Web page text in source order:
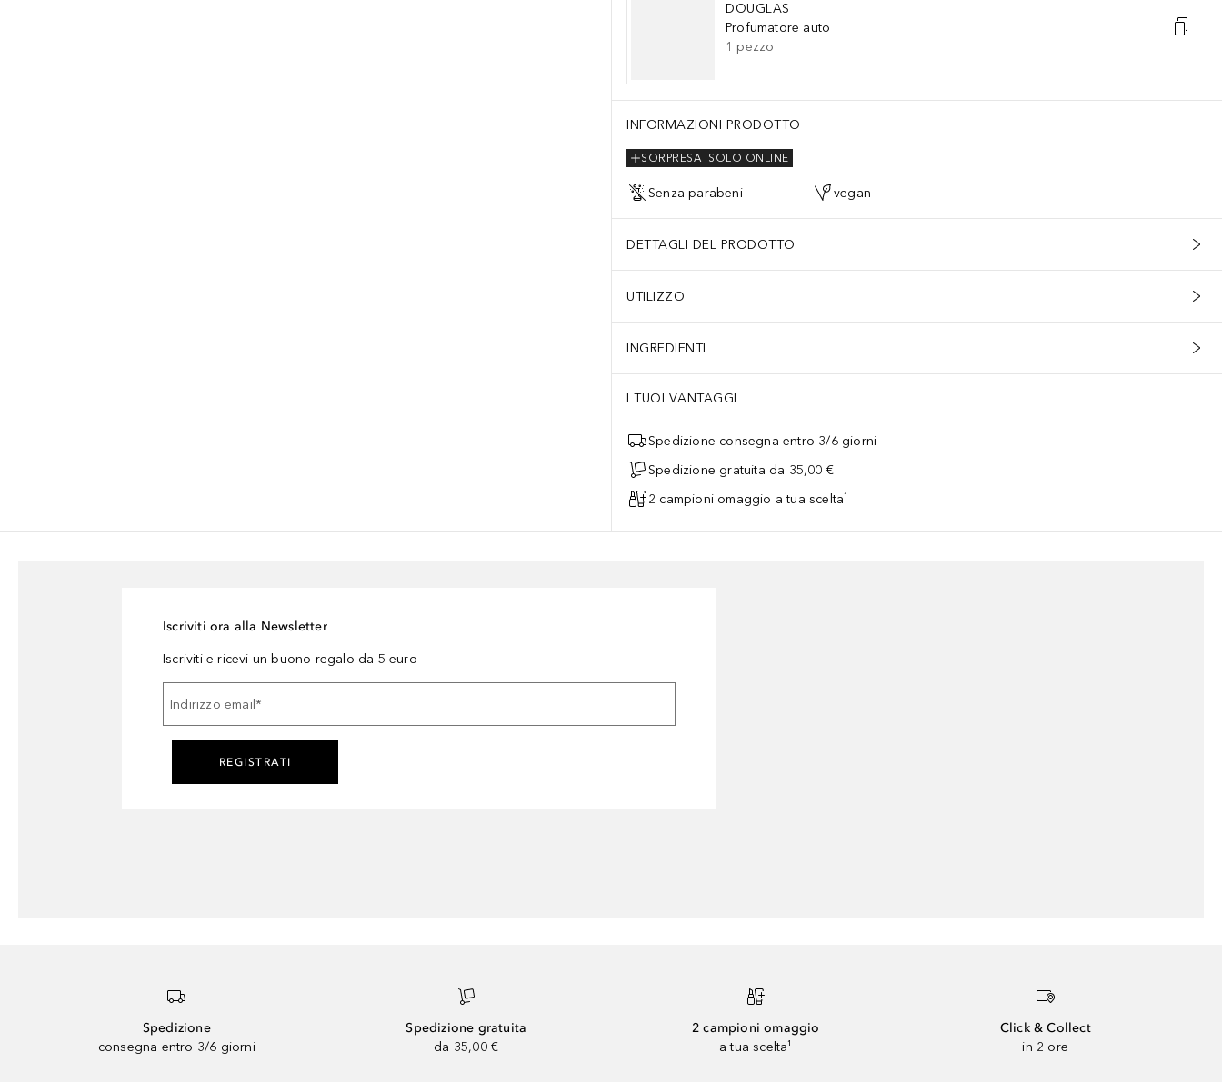
DOUGLAS
Profumatore auto
1 pezzo
INFORMAZIONI PRODOTTO
SOLO ONLINE
SORPRESA
Senza parabeni vegan
DETTAGLI DEL PRODOTTO
UTILIZZO
INGREDIENTI
I TUOI VANTAGGI
Spedizione consegna entro 3/6 giorni
Spedizione gratuita da 35,00 €
2 campioni omaggio a tua scelta¹
Iscriviti ora alla Newsletter
Iscriviti e ricevi un buono regalo da 5 euro
Indirizzo email *
REGISTRATI
Spedizione
consegna entro 3/6 giorni
Spedizione gratuita
da 35,00 €
2 campioni omaggio
a tua scelta¹
Click & Collect
in 2 ore